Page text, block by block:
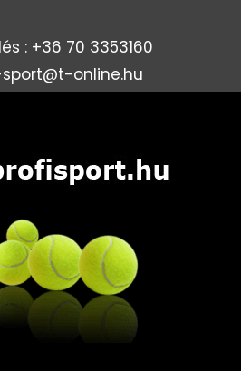
: +36 70 3353160
online.hu